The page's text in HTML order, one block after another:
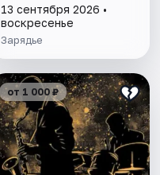
13 сентября 2026 •
воскресенье
Зарядье
от 1 000 ₽